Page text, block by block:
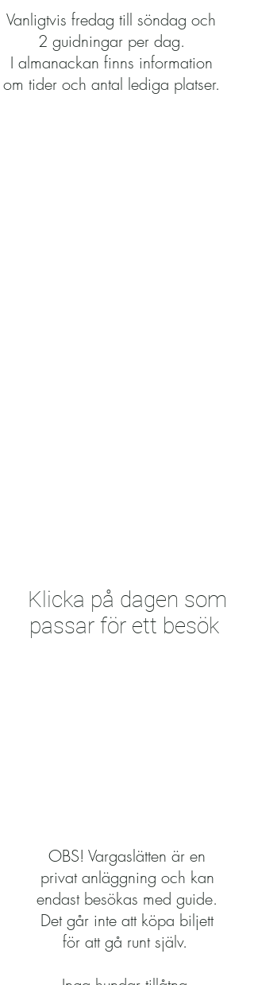
Vanligtvis fredag till söndag och
2 guidningar per dag.
I almanackan finns information
om tider och antal lediga platser.
Klicka på dagen som
passar för ett besök
OBS! Vargaslätten är en
privat anläggning och kan
endast besökas med guide.
Det går inte att köpa biljett
för att gå runt själv.